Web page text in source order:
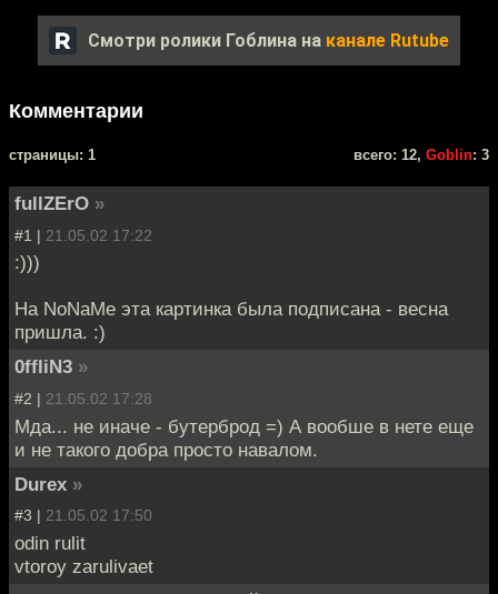
Смотри ролики Гоблина на канале Rutube
Комментарии
cтраницы: 1 всего: 12, Goblin: 3
fullZErO »
#1 | 21.05.02 17:22
:)))
На NoNaMe эта картинка была подписана - весна
пришла. :)
0ffliN3 »
#2 | 21.05.02 17:28
Мда... не иначе - бутерброд =) А вообше в нете еще
и не такого добра просто навалом.
Durex »
#3 | 21.05.02 17:50
odin rulit
vtoroy zarulivaet